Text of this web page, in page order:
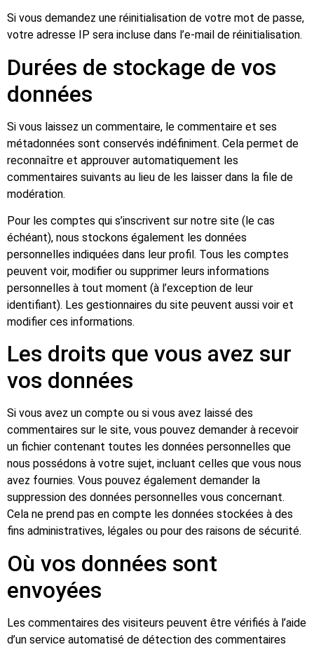
Si vous demandez une réinitialisation de votre mot de passe,
votre adresse IP sera incluse dans l’e-mail de réinitialisation.
Durées de stockage de vos
données
Si vous laissez un commentaire, le commentaire et ses
métadonnées sont conservés indéfiniment. Cela permet de
reconnaître et approuver automatiquement les
commentaires suivants au lieu de les laisser dans la file de
modération.
Pour les comptes qui s’inscrivent sur notre site (le cas
échéant), nous stockons également les données
personnelles indiquées dans leur profil. Tous les comptes
peuvent voir, modifier ou supprimer leurs informations
personnelles à tout moment (à l’exception de leur
identifiant). Les gestionnaires du site peuvent aussi voir et
modifier ces informations.
Les droits que vous avez sur
vos données
Si vous avez un compte ou si vous avez laissé des
commentaires sur le site, vous pouvez demander à recevoir
un fichier contenant toutes les données personnelles que
nous possédons à votre sujet, incluant celles que vous nous
avez fournies. Vous pouvez également demander la
suppression des données personnelles vous concernant.
Cela ne prend pas en compte les données stockées à des
fins administratives, légales ou pour des raisons de sécurité.
Où vos données sont
envoyées
Les commentaires des visiteurs peuvent être vérifiés à l’aide
d’un service automatisé de détection des commentaires